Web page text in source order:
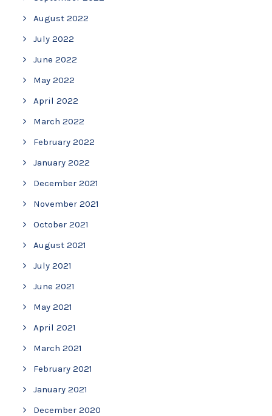
August 2022
July 2022
June 2022
May 2022
April 2022
March 2022
February 2022
January 2022
December 2021
November 2021
October 2021
August 2021
July 2021
June 2021
May 2021
April 2021
March 2021
February 2021
January 2021
December 2020